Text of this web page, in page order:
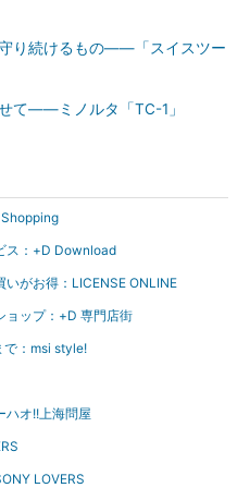
り続けるもの――「スイスツー
て――ミノルタ「TC-1」
ス：+D Download
がお得：LICENSE ONLINE
ョップ：+D 専門店街
で：msi style!
ハオ!!上海問屋
LOVERS